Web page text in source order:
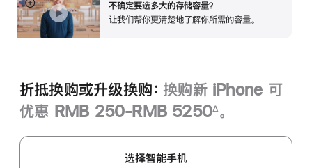
不确定要选多大的存储容量？
让我们帮你更清楚地了解你所需的容‍量‍。
展
开
折抵换购或升级换购： 换购新 iPhone 可
优惠 RMB 250-RMB 5250
注
∆。
选择智能手机